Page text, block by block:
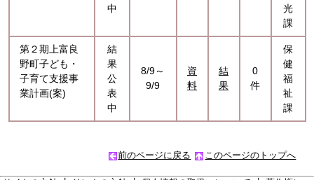
中
光
課
第２期上富良
野町子ども・
子育て支援事
業計画(案)
結
果
公
表
中
8/9～
9/9
資
料
結
果
0
件
保
健
福
祉
課
前のページに戻る このページのトップへ